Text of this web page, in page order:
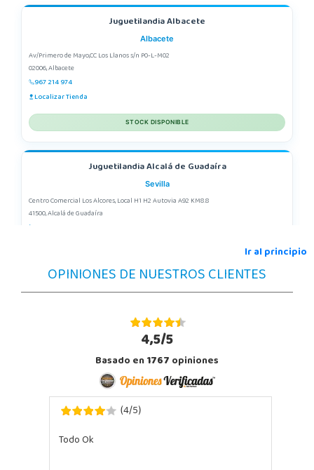
Juguetilandia Albacete
Albacete
Av/Primero de Mayo,CC Los Llanos s/n P0-L-M02
02006, Albacete
967 214 974
Localizar Tienda
STOCK DISPONIBLE
Juguetilandia Alcalá de Guadaíra
Sevilla
Centro Comercial Los Alcores, Local H1 H2 Autovia A92 KM8.8
41500, Alcalá de Guadaíra
Juguetilandia Alcobendas
Madrid
Av. Olímpica, 9, Local A13/21, Centro Comercial La Vega
POCAS UNIDADES
Ir al principio
OPINIONES DE NUESTROS CLIENTES
4,5/5
Basado en1767opiniones
(4/5)
Todo Ok